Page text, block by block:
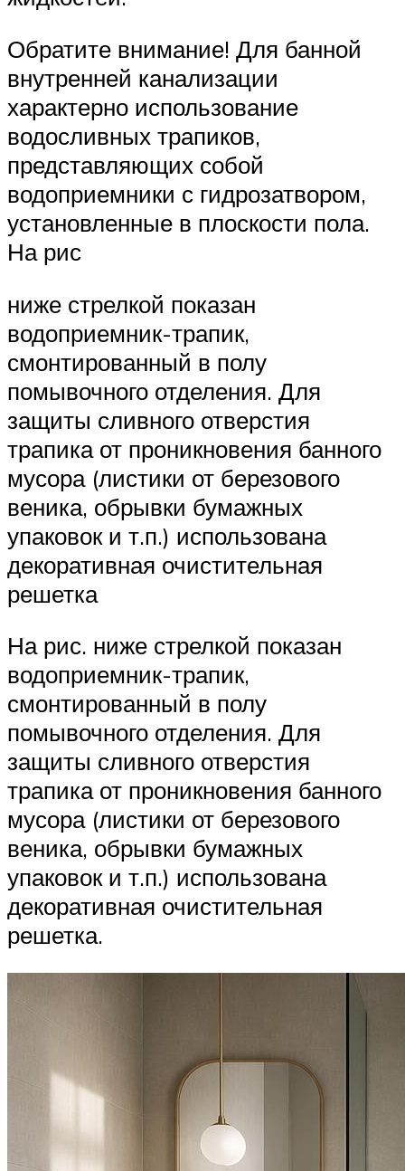
Обратите внимание! Для банной
внутренней канализации
характерно использование
водосливных трапиков,
представляющих собой
водоприемники с гидрозатвором,
установленные в плоскости пола.
На рис
ниже стрелкой показан
водоприемник-трапик,
смонтированный в полу
помывочного отделения. Для
защиты сливного отверстия
трапика от проникновения банного
мусора (листики от березового
веника, обрывки бумажных
упаковок и т.п.) использована
декоративная очистительная
решетка
На рис. ниже стрелкой показан
водоприемник-трапик,
смонтированный в полу
помывочного отделения. Для
защиты сливного отверстия
трапика от проникновения банного
мусора (листики от березового
веника, обрывки бумажных
упаковок и т.п.) использована
декоративная очистительная
решетка.